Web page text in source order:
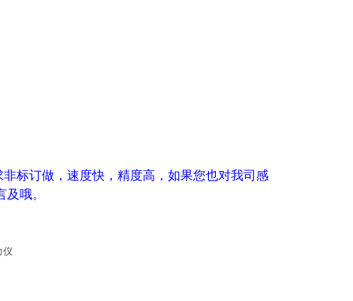
标订做，速度快，精度高，如果您也对我司 感
哦。
仪